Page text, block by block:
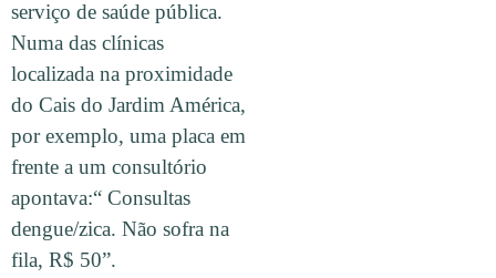
serviço de saúde pública.
Numa das clínicas
localizada na proximidade
do Cais do Jardim América,
por exemplo, uma placa em
frente a um consultório
apontava:“ Consultas
dengue/zica. Não sofra na
fila, R$ 50”.